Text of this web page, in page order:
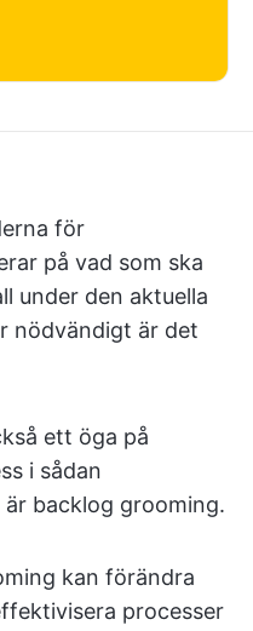
för
på vad som ska
under den aktuella
nödvändigt är det
ett öga på
i sådan
backlog grooming.
kan förändra
processer